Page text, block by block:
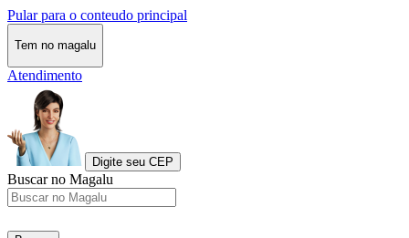
Pular para o conteudo principal
Tem no magalu
Atendimento
Digite seu CEP
Buscar no Magalu